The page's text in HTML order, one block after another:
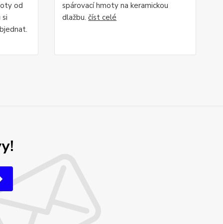
od
spárovací hmoty na keramickou
dlažbu.číst celé